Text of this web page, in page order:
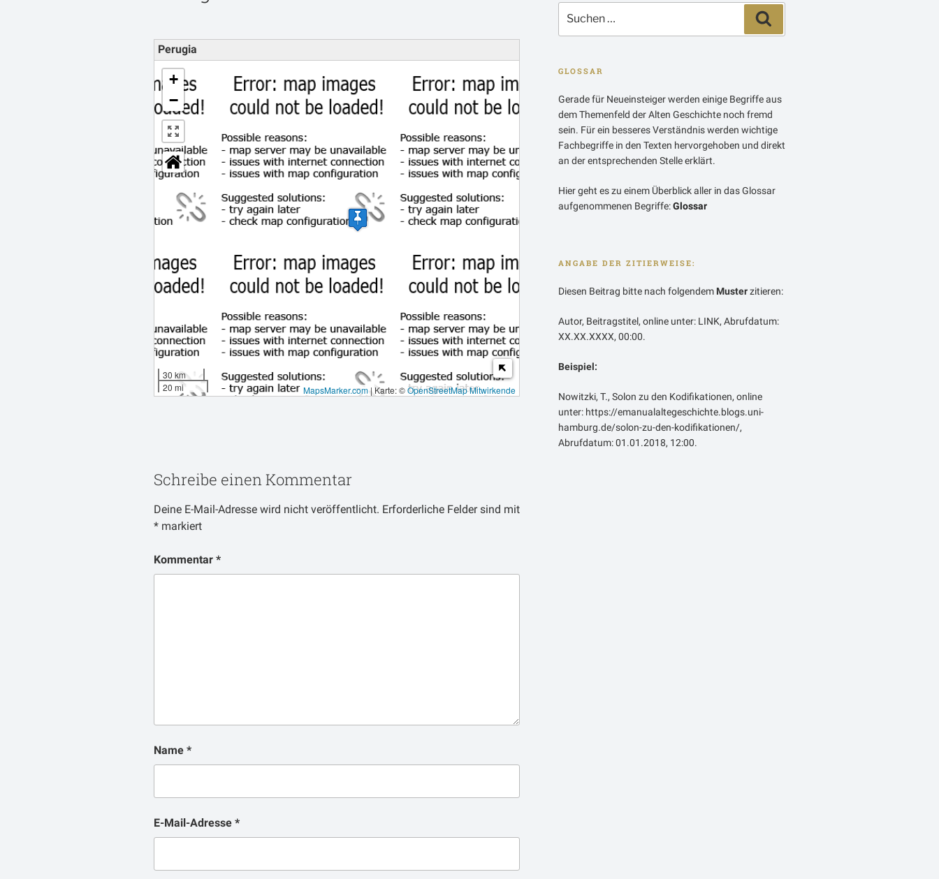
Perugia
+
−
30 km
20 mi
MapsMarker.com| Karte: ©OpenStreetMap Mitwirkende
Schreibe einen Kommentar
Deine E-Mail-Adresse wird nicht veröffentlicht. Erforderliche Felder sind mit
* markiert
Kommentar *
Name *
E-Mail-Adresse *
nach:
GLOSSAR
Gerade für Neueinsteiger werden einige Begriffe aus
dem Themenfeld der Alten Geschichte noch fremd
sein. Für ein besseres Verständnis werden wichtige
Fachbegriffe in den Texten hervorgehoben und direkt
an der entsprechenden Stelle erklärt.
Hier geht es zu einem Überblick aller in das Glossar
aufgenommenen Begriffe:Glossar
ANGABE DER ZITIERWEISE:
Diesen Beitrag bitte nach folgendem Musterzitieren:
Autor, Beitragstitel, online unter: LINK, Abrufdatum:
XX.XX.XXXX, 00:00.
Beispiel:
Nowitzki, T., Solon zu den Kodifikationen, online
unter: https://emanualaltegeschichte.blogs.uni-
hamburg.de/solon-zu-den-kodifikationen/,
Abrufdatum: 01.01.2018, 12:00.